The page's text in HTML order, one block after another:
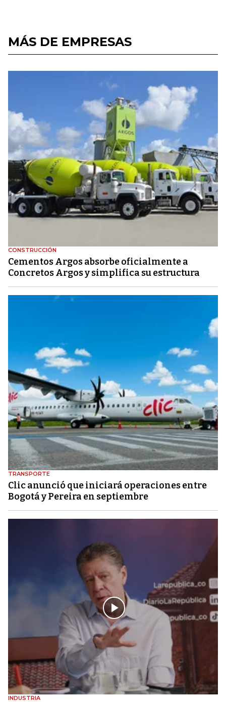
MÁS DE EMPRESAS
CONSTRUCCIÓN
Cementos Argos absorbe oficialmente a
Concretos Argos y simplifica su estructura
TRANSPORTE
Clic anunció que iniciará operaciones entre
Bogotá y Pereira en septiembre
INDUSTRIA